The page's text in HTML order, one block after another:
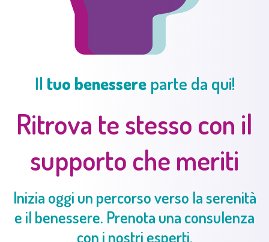
Il tuo benessereparte da qui!
Ritrova te stesso con il
supporto che meriti
Inizia oggi un percorso verso la serenità
e il benessere. Prenota una consulenza
con i nostri esperti.